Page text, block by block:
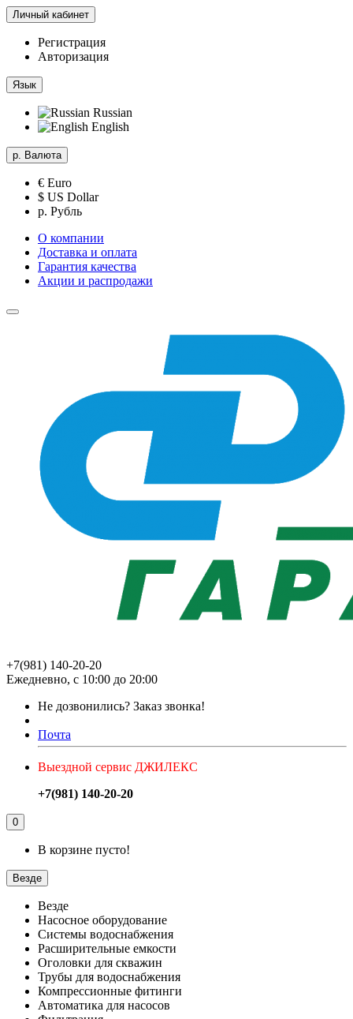
Личный кабинет
Регистрация
Авторизация
Язык
Russian
English
р. Валюта
€ Euro
$ US Dollar
р. Рубль
О компании
Доставка и оплата
Гарантия качества
Акции и распродажи
+7(981) 140-20-20
Ежедневно, с 10:00 до 20:00
Не дозвонились? Заказ звонка!
Почта
Выездной сервис ДЖИЛЕКС
+7(981) 140-20-20
0
В корзине пусто!
Везде
Везде
Насосное оборудование
Системы водоснабжения
Расширительные емкости
Оголовки для скважин
Трубы для водоснабжения
Компрессионные фитинги
Автоматика для насосов